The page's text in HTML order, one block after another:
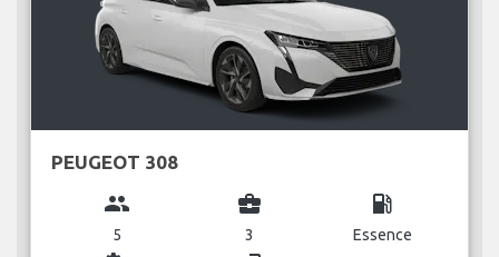
PEUGEOT 308
group
5
business_center
3
local_gas_station
Essence